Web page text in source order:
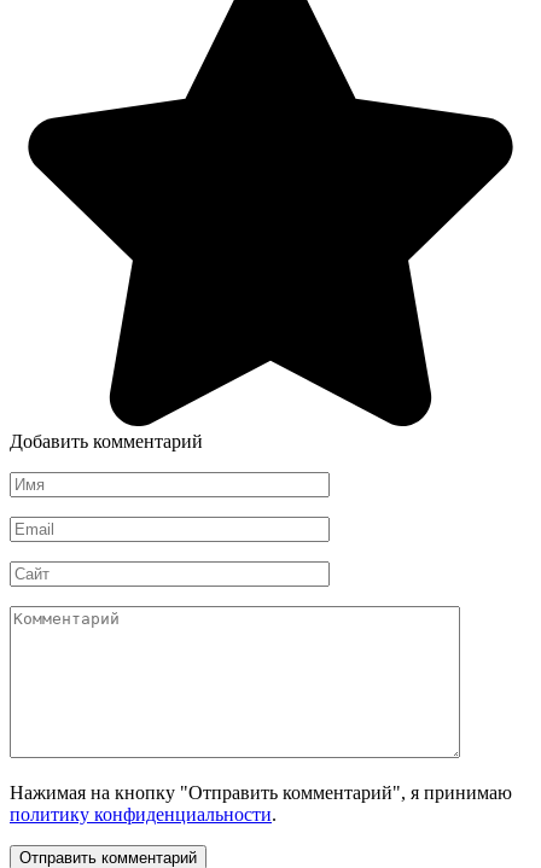
Добавить комментарий
Имя
*
Email
*
Сайт
Комментарий
Нажимая на кнопку "Отправить комментарий", я принимаю
политику конфиденциальности.